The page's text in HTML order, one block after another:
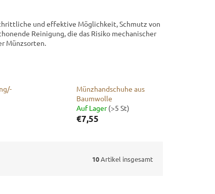
und effektive Möglichkeit, Schmutz von
Reinigung, die das Risiko mechanischer
Münzsorten.
Münzhandschuhe aus
Baumwolle
Auf Lager(>5 St)
€7,55
10Artikel insgesamt